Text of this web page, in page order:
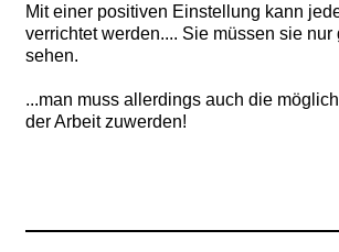
Mit einer positiven Einstellung kann
verrichtet werden.... Sie müssen sie nur
sehen.
...man muss allerdings auch die
der Arbeit zuwerden!